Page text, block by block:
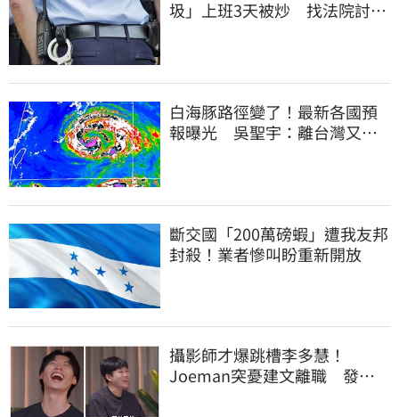
圾」上班3天被炒 找法院討公
白海豚路徑變了！最新各國預
報曝光 吳聖宇：離台灣又更
斷交國「200萬磅蝦」遭我友邦
封殺！業者慘叫盼重新開放
攝影師才爆跳槽李多慧！
Joeman突憂建文離職 發聲